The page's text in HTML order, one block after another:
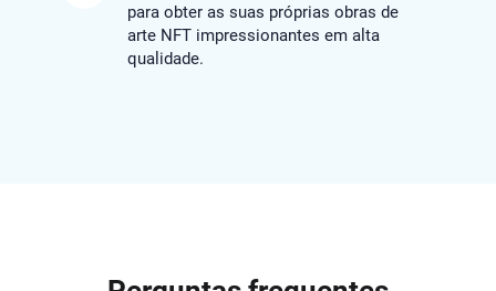
para obter as suas próprias obras de
arte NFT impressionantes em alta
qualidade.